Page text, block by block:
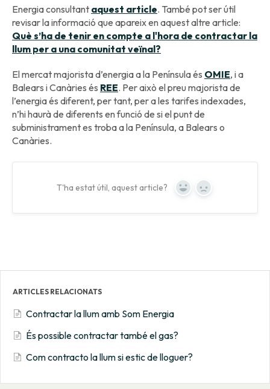
Energia consultant aquest article. També pot ser útil
revisar la informació que apareix en aquest altre article:
Què s’ha de tenir en compte a l'hora de contractar la
llum per a una comunitat veïnal?
El mercat majorista d’energia a la Península és OMIE, i a
Balears i Canàries és REE. Per això el preu majorista de
l’energia és diferent, per tant, per a les tarifes indexades,
n’hi haurà de diferents en funció de si el punt de
subministrament es troba a la Península, a Balears o
Canàries.
T'ha estat útil, aquest article? Yes No
ARTICLES RELACIONATS
Contractar la llum amb Som Energia
És possible contractar també el gas?
Com contracto la llum si estic de lloguer?